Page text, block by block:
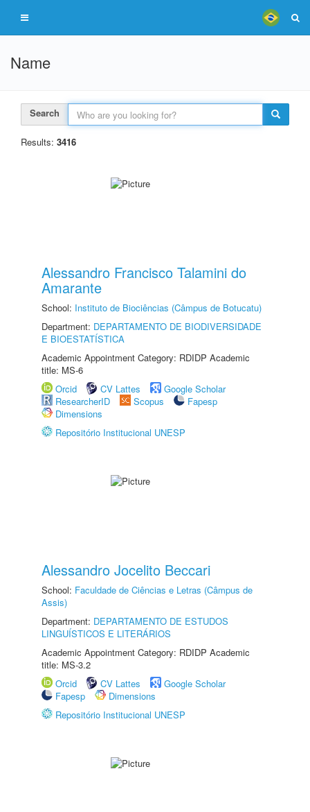
Name
Search
Results: 3416
Alessandro Francisco Talamini do
Amarante
School: Instituto de Biociências (Câmpus de Botucatu)
Department: DEPARTAMENTO DE BIODIVERSIDADE
E BIOESTATÍSTICA
Academic Appointment Category: RDIDP Academic
title: MS-6
Orcid
CV Lattes
Google Scholar
ResearcherID
Scopus
Fapesp
Dimensions
Repositório Institucional UNESP
Alessandro Jocelito Beccari
School: Faculdade de Ciências e Letras (Câmpus de
Assis)
Department: DEPARTAMENTO DE ESTUDOS
LINGUÍSTICOS E LITERÁRIOS
Academic Appointment Category: RDIDP Academic
title: MS-3.2
Orcid
CV Lattes
Google Scholar
Fapesp
Dimensions
Repositório Institucional UNESP